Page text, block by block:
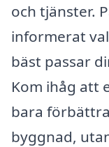
och tjänster.
informerat
bäst passar
Kom ihåg att
bara
byggnad,